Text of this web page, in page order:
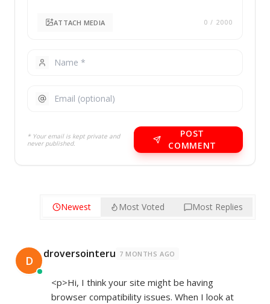
ATTACH MEDIA 0 / 2000
* Your email is kept private and
never published.
POST
COMMENT
Newest Most Voted Most Replies
D droversointeru 7 MONTHS AGO
<p>Hi, I think your site might be having
browser compatibility issues. When I look at